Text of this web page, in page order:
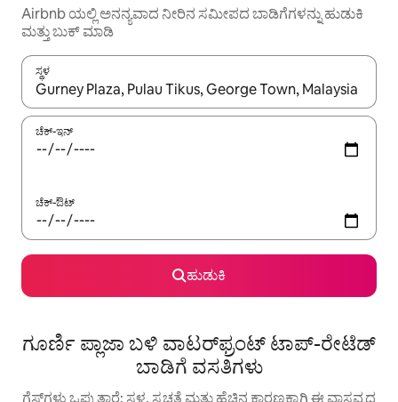
Airbnb ಯಲ್ಲಿ ಅನನ್ಯವಾದ ನೀರಿನ ಸಮೀಪದ ಬಾಡಿಗೆಗಳನ್ನು ಹುಡುಕಿ
ಮತ್ತು ಬುಕ್ ಮಾಡಿ
ಸ್ಥಳ
ಫಲಿತಾಂಶಗಳು ಲಭ್ಯವಿರುವಾಗ, ಅಪ್ ಮತ್ತು ಡೌನ್ ಬಾಣದ ಕೀಲಿಗಳೊಂದಿಗೆ
ಚೆಕ್-ಇನ್
ಚೆಕ್-ಔಟ್
ಹುಡುಕಿ
ಗೂರ್ಣಿ ಪ್ಲಾಜಾ ಬಳಿ ವಾಟರ್‌ಫ್ರಂಟ್ ಟಾಪ್-ರೇಟೆಡ್
ಬಾಡಿಗೆ ವಸತಿಗಳು
ಗೆಸ್ಟ್‌ಗಳು ಒಪ್ಪುತ್ತಾರೆ: ಸ್ಥಳ, ಸ್ವಚ್ಛತೆ ಮತ್ತು ಹೆಚ್ಚಿನ ಕಾರಣಕ್ಕಾಗಿ ಈ ವಾಸ್ತವ್ಯದ